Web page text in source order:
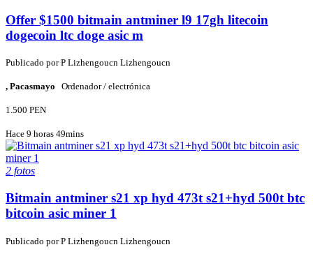
Offer $1500 bitmain antminer l9 17gh litecoin
dogecoin ltc doge asic m
Publicado porP Lizhengoucn Lizhengoucn
, Pacasmayo Ordenador / electrónica
1.500 PEN
Hace 9 horas 49mins
2 fotos
Bitmain antminer s21 xp hyd 473t s21+hyd 500t btc
bitcoin asic miner 1
Publicado porP Lizhengoucn Lizhengoucn